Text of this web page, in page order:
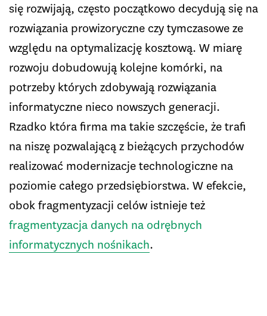
się rozwijają, często początkowo decydują się na
rozwiązania prowizoryczne czy tymczasowe ze
względu na optymalizację kosztową. W miarę
rozwoju dobudowują kolejne komórki, na
potrzeby których zdobywają rozwiązania
informatyczne nieco nowszych generacji.
Rzadko która firma ma takie szczęście, że trafi
na niszę pozwalającą z bieżących przychodów
realizować modernizacje technologiczne na
poziomie całego przedsiębiorstwa. W efekcie,
obok fragmentyzacji celów istnieje też
fragmentyzacja danych na odrębnych
informatycznych nośnikach.